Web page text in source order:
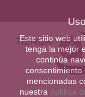
Este sitio web
tenga la mejor
continúa
consentimiento
mencionadas
nuestra política